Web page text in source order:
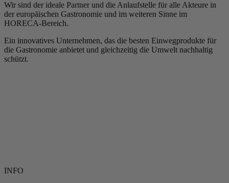
Wir sind der ideale Partner und die Anlaufstelle für alle Akteure in
der europäischen Gastronomie und im weiteren Sinne im
HORECA-Bereich.
Ein innovatives Unternehmen, das die besten Einwegprodukte für
die Gastronomie anbietet und gleichzeitig die Umwelt nachhaltig
schützt.
INFO